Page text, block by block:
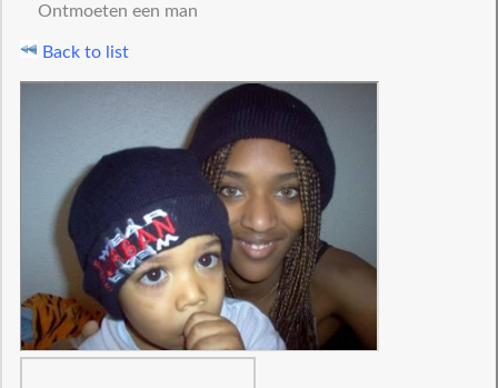
Ontmoeten een man
Back to list